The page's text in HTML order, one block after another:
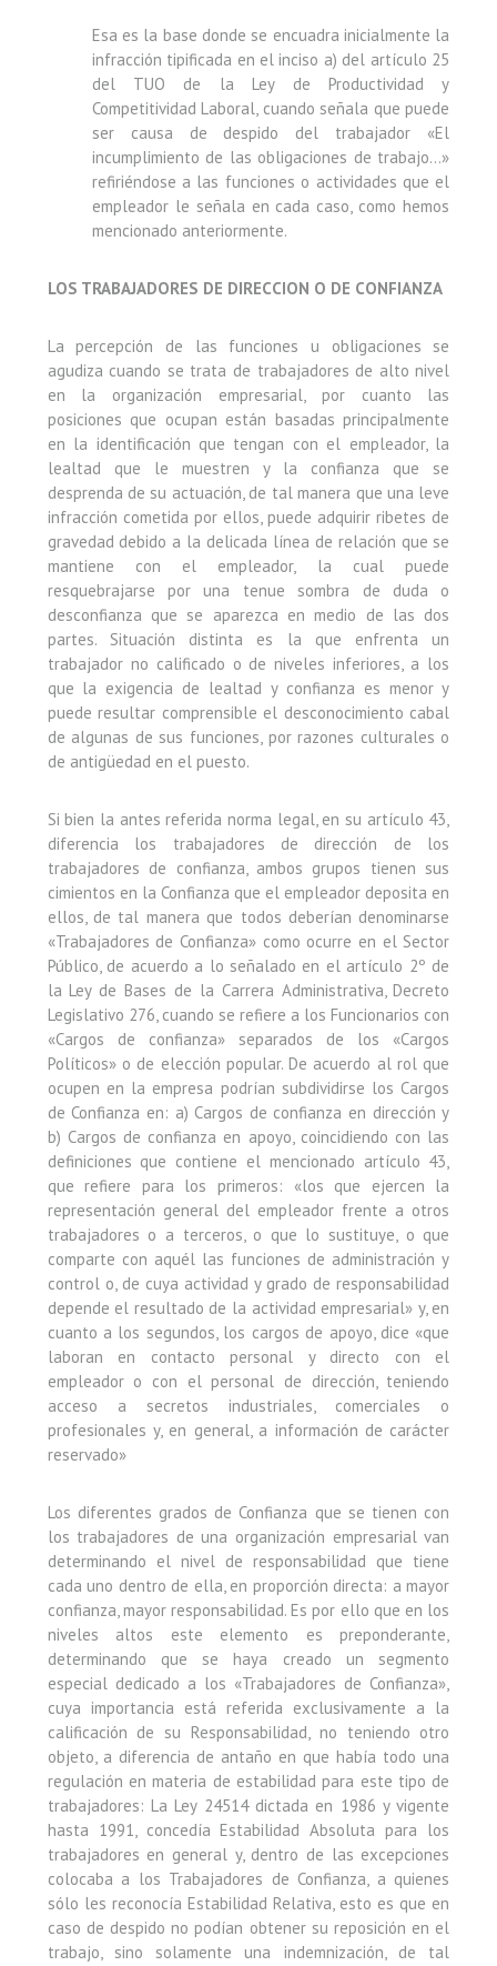
Esa es la base donde se encuadra inicialmente la
infracción tipificada en el inciso a) del artículo 25
del TUO de la Ley de Productividad y
Competitividad Laboral, cuando señala que puede
ser causa de despido del trabajador «El
incumplimiento de las obligaciones de trabajo…»
refiriéndose a las funciones o actividades que el
empleador le señala en cada caso, como hemos
mencionado anteriormente.
LOS TRABAJADORES DE DIRECCION O DE CONFIANZA
La percepción de las funciones u obligaciones se
agudiza cuando se trata de trabajadores de alto nivel
en la organización empresarial, por cuanto las
posiciones que ocupan están basadas principalmente
en la identificación que tengan con el empleador, la
lealtad que le muestren y la confianza que se
desprenda de su actuación, de tal manera que una leve
infracción cometida por ellos, puede adquirir ribetes de
gravedad debido a la delicada línea de relación que se
mantiene con el empleador, la cual puede
resquebrajarse por una tenue sombra de duda o
desconfianza que se aparezca en medio de las dos
partes. Situación distinta es la que enfrenta un
trabajador no calificado o de niveles inferiores, a los
que la exigencia de lealtad y confianza es menor y
puede resultar comprensible el desconocimiento cabal
de algunas de sus funciones, por razones culturales o
de antigüedad en el puesto.
Si bien la antes referida norma legal, en su artículo 43,
diferencia los trabajadores de dirección de los
trabajadores de confianza, ambos grupos tienen sus
cimientos en la Confianza que el empleador deposita en
ellos, de tal manera que todos deberían denominarse
«Trabajadores de Confianza» como ocurre en el Sector
Público, de acuerdo a lo señalado en el artículo 2º de
la Ley de Bases de la Carrera Administrativa, Decreto
Legislativo 276, cuando se refiere a los Funcionarios con
«Cargos de confianza» separados de los «Cargos
Políticos» o de elección popular. De acuerdo al rol que
ocupen en la empresa podrían subdividirse los Cargos
de Confianza en: a) Cargos de confianza en dirección y
b) Cargos de confianza en apoyo, coincidiendo con las
definiciones que contiene el mencionado artículo 43,
que refiere para los primeros: «los que ejercen la
representación general del empleador frente a otros
trabajadores o a terceros, o que lo sustituye, o que
comparte con aquél las funciones de administración y
control o, de cuya actividad y grado de responsabilidad
depende el resultado de la actividad empresarial» y, en
cuanto a los segundos, los cargos de apoyo, dice «que
laboran en contacto personal y directo con el
empleador o con el personal de dirección, teniendo
acceso a secretos industriales, comerciales o
profesionales y, en general, a información de carácter
reservado»
Los diferentes grados de Confianza que se tienen con
los trabajadores de una organización empresarial van
determinando el nivel de responsabilidad que tiene
cada uno dentro de ella, en proporción directa: a mayor
confianza, mayor responsabilidad. Es por ello que en los
niveles altos este elemento es preponderante,
determinando que se haya creado un segmento
especial dedicado a los «Trabajadores de Confianza»,
cuya importancia está referida exclusivamente a la
calificación de su Responsabilidad, no teniendo otro
objeto, a diferencia de antaño en que había todo una
regulación en materia de estabilidad para este tipo de
trabajadores: La Ley 24514 dictada en 1986 y vigente
hasta 1991, concedía Estabilidad Absoluta para los
trabajadores en general y, dentro de las excepciones
colocaba a los Trabajadores de Confianza, a quienes
sólo les reconocía Estabilidad Relativa, esto es que en
caso de despido no podían obtener su reposición en el
trabajo, sino solamente una indemnización, de tal